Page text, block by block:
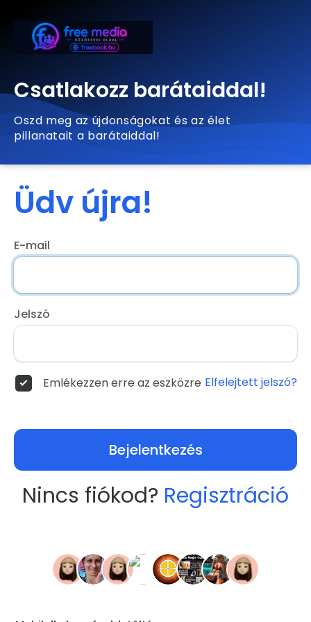
Csatlakozz barátaiddal!
Oszd meg az újdonságokat és az élet
pillanatait a barátaiddal!
Üdv újra!
E-mail
Jelszó
Emlékezzen erre az eszközre Elfelejtett jelszó?
Bejelentkezés
Nincs fiókod? Regisztráció